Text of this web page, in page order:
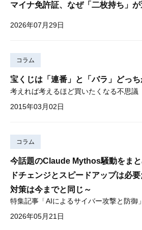
マイナ免許証、なぜ「二枚持ち」
2026年07月29日
コラム
宝くじは「連番」と「バラ」どっち
考えれば考えるほど買いたくなる不思議
2015年03月02日
コラム
今話題のClaude Mythos騒動をま
ドチェンジとスピードアップは必
対策は今までと同じ～
特集記事「AIによるサイバー攻撃と防御
2026年05月21日